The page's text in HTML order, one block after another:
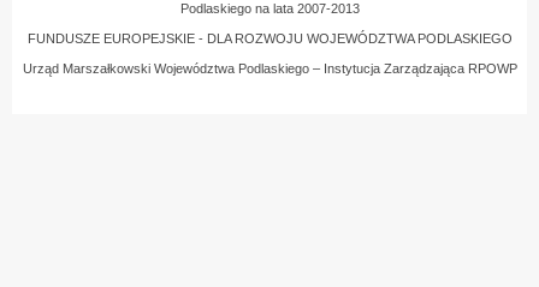
Podlaskiego na lata 2007-2013
FUNDUSZE EUROPEJSKIE - DLA ROZWOJU WOJEWÓDZTWA PODLASKIEGO
Urząd Marszałkowski Województwa Podlaskiego – Instytucja Zarządzająca RPOWP